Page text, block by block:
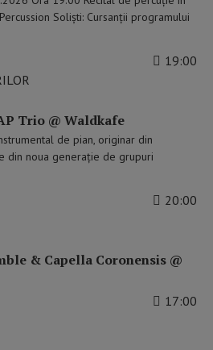
Soliști: Cursanții programului
19:00
Trio @ Waldkafe
de pian, originar din
din noua generație de grupuri
20:00
& Capella Coronensis @
17:00